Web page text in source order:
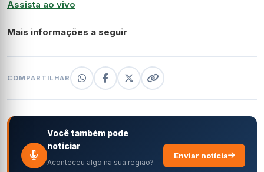
Assista ao vivo
Mais informações a seguir
COMPARTILHAR
Você também pode
noticiar
Aconteceu algo na sua região?
Enviar notícia